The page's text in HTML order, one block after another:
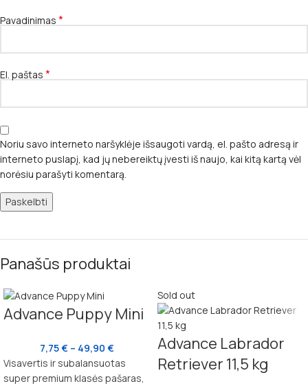
Pavadinimas *
El. paštas *
Noriu savo interneto naršyklėje išsaugoti vardą, el. pašto adresą ir
interneto puslapį, kad jų nebereiktų įvesti iš naujo, kai kitą kartą vėl
norėsiu parašyti komentarą.
Panašūs produktai
Advance Puppy Mini
7,75€ – 49,90 €
Visavertis ir subalansuotas
super premium klasės pašaras,
Sold out
Advance Labrador
Retriever 11,5 kg